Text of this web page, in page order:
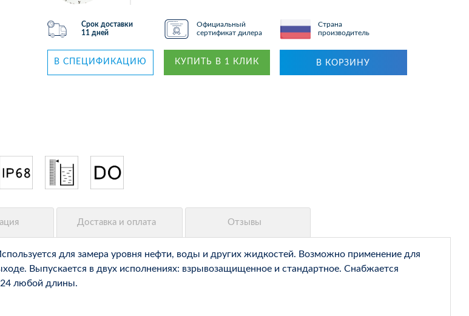
Срок доставки
11 дней
Официальный
сертификат дилера
Страна
производитель
В СПЕЦИФИКАЦИЮ КУПИТЬ В 1 КЛИК В КОРЗИНУ
для замера уровня нефти, воды и других жидкостей. Возможно применение для
Выпускается в двух исполнениях: взрывозащищенное и стандартное. Снабжается
любой длины.